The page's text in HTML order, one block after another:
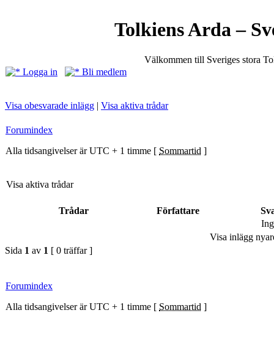
Tolkiens Arda –
Välkommen till Sveriges stora
Logga in
Bli medlem
Visa obesvarade inlägg | Visa aktiva trådar
Forumindex
Alla tidsangivelser är UTC + 1 timme [ Sommartid ]
Visa aktiva trådar
Trådar Författare
Visa inlägg
Sida 1 av 1 [ 0 träffar ]
Forumindex
Alla tidsangivelser är UTC + 1 timme [ Sommartid ]